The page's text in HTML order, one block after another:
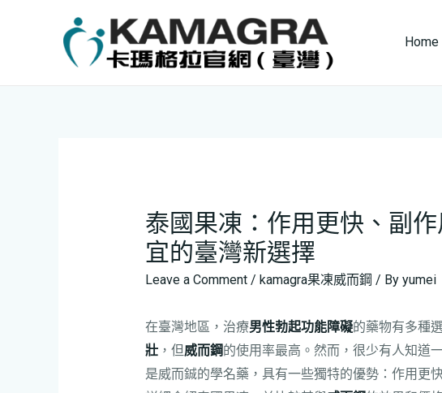
Home
泰國果凍：作用更快、副
宜的臺灣新選擇
Leave a Comment / kamagra果凍威而鋼 / By yumei
在臺灣地區，治療男性勃起功能障礙的藥物有多種
壯，但威而鋼的使用率最高。然而，很少有人知道
是威而鋮的學名藥，具有一些獨特的優勢：作用更